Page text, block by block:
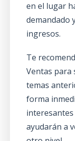
en el lugar
demandado
ingresos.
Te
Ventas para
temas
forma
interesantes
ayudarán a